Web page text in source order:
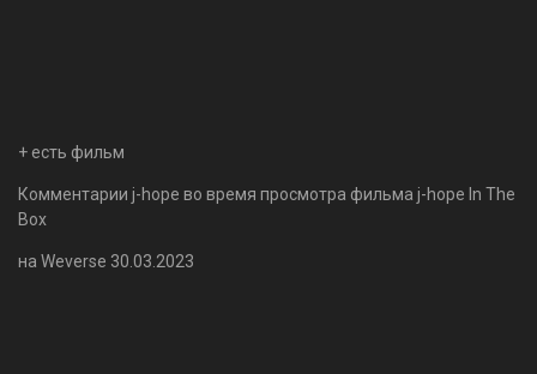
+ есть фильм
Комментарии j-hope во время просмотра фильма j-hope In The
Box
на Weverse 30.03.2023